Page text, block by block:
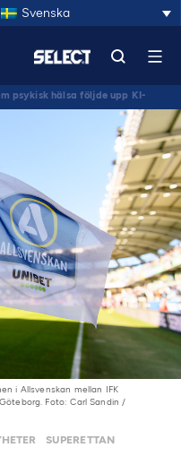
Svenska
psykisk hälsa följde upp KI-
i Allsvenskan mellan IFK
Foto: Carl Sandin /
SUPERETTAN